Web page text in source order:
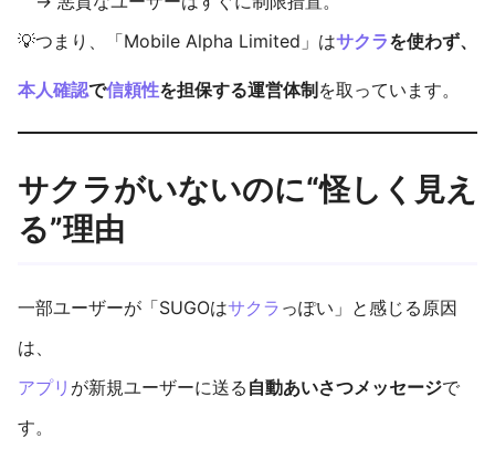
💡つまり、「Mobile Alpha Limited」はサクラを使わず、
本人確認で信頼性を担保する運営体制を取っています。
サクラがいないのに“怪しく見え
る”理由
一部ユーザーが「SUGOはサクラ っぽい」と感じる原因
は、
アプリ が新規ユーザーに送る 自動あいさつメッセージで
す。